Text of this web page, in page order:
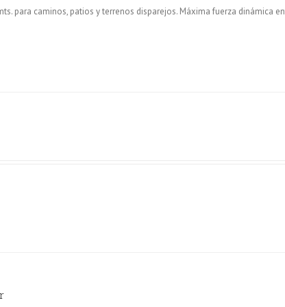
para caminos, patios y terrenos disparejos. Máxima fuerza dinámica